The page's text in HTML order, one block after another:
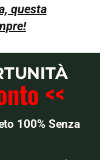
questa
<<
100% Senza